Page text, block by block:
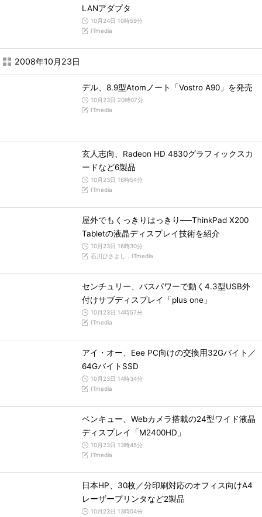
LANアダプタ
10月24日 10時59分
ITmedia
2008年10月23日
デル、8.9型Atomノート「Vostro A90」を発売
10月23日 20時07分
ITmedia
玄人志向、Radeon HD 4830グラフィックスカ
ードなど6製品
10月23日 16時54分
ITmedia
屋外でもくっきりはっきり──ThinkPad X200
Tabletの液晶ディスプレイ技術を紹介
10月23日 16時30分
石川ひさよし，ITmedia
センチュリー、バスパワーで動く4.3型USB外
付けサブディスプレイ「plus one」
10月23日 14時57分
ITmedia
アイ・オー、Eee PC向けの交換用32Gバイト／
64GバイトSSD
10月23日 14時34分
ITmedia
ベンキュー、Webカメラ搭載の24型ワイド液晶
ディスプレイ「M2400HD」
10月23日 13時45分
ITmedia
日本HP、30枚／分印刷対応のオフィス向けA4
レーザープリンタなど2製品
10月23日 13時04分